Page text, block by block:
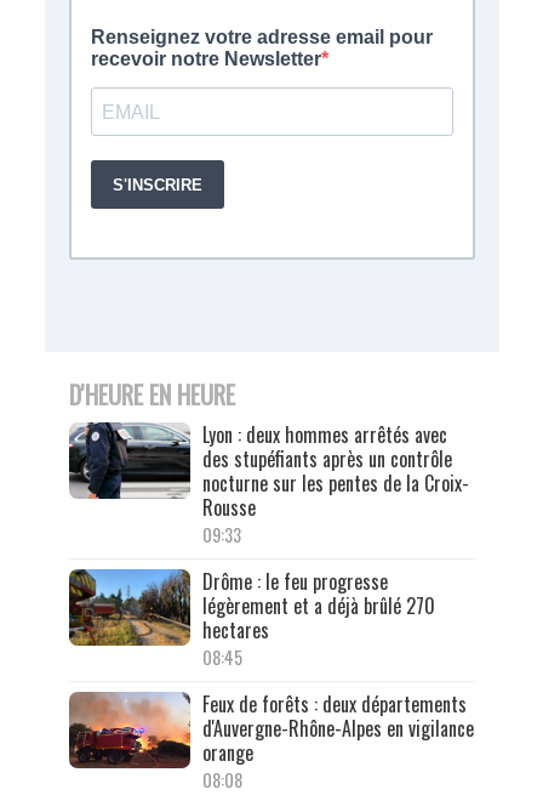
D'HEURE EN HEURE
Lyon : deux hommes arrêtés avec
des stupéfiants après un contrôle
nocturne sur les pentes de la Croix-
Rousse
09:33
Drôme : le feu progresse
légèrement et a déjà brûlé 270
hectares
08:45
Feux de forêts : deux départements
d'Auvergne-Rhône-Alpes en vigilance
orange
08:08